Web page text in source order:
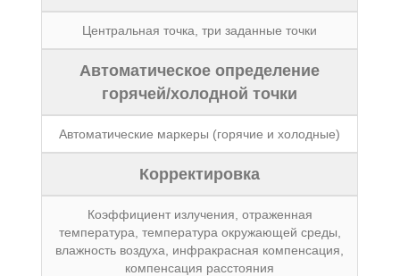
Центральная точка, три заданные точки
Автоматическое определение
горячей/холодной точки
Автоматические маркеры (горячие и холодные)
Корректировка
Коэффициент излучения, отраженная
температура, температура окружающей среды,
влажность воздуха, инфракрасная компенсация,
компенсация расстояния